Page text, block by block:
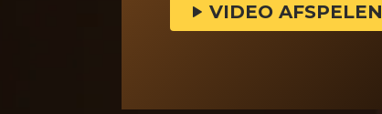
VIDEO AFSPELEN